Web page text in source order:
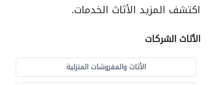
اكتشف المزيد الأثاث الخدمات.
الأثاث الشركات
الأثاث والمفروشات المنزلية